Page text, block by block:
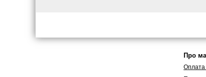
Про
Оплата